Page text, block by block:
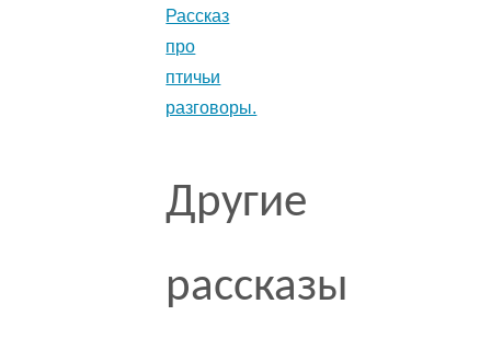
Рассказ
про
птичьи
разговоры.
Другие
рассказы